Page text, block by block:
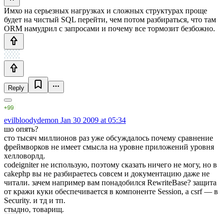
Имхо на серьезных нагрузках и сложных структурах проще
будет на чистый SQL перейти, чем потом разбираться, что там
ORM намудрил с запросами и почему все тормозит безбожно.
Reply
evilbloodydemon Jan 30 2009 at 05:34
шо опять?
сто тысяч миллионов раз уже обсуждалось почему сравнение
фреймворков не имеет смысла на уровне приложений уровня
хелловорлд.
codeigniter не использую, поэтому сказать ничего не могу, но в
cakephp вы не разбираетесь совсем и документацию даже не
читали. зачем например вам понадобился RewriteBase? защита
от кражи куки обеспечивается в компоненте Session, а csrf — в
Security. и тд и тп.
стыдно, товарищ.